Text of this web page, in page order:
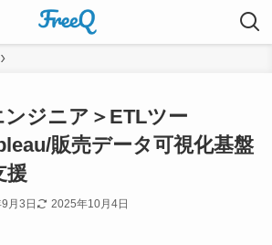
ンジニア＞ETLツー
販売データ可視化基盤
援
月3日 2025年10月4日